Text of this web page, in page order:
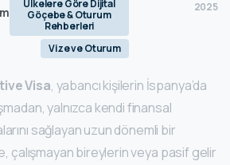
Ülkelere Göre Dijital
Göçebe & Oturum
Rehberleri
Vize ve Oturum
2025
Visa, yabancı kişilerin İspanya’da
yalnızca kendi finansal
sağlayan uzun dönemli bir
çalışmayan bireylerin veya pasif gelir